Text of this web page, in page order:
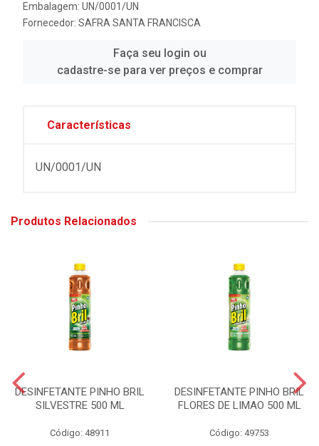
Embalagem: UN/0001/UN
Fornecedor: SAFRA SANTA FRANCISCA
Faça seu login ou
cadastre-se para ver preços e comprar
Características
UN/0001/UN
Produtos Relacionados
DESINFETANTE PINHO BRIL
SILVESTRE 500 ML
Código: 48911
DESINFETANTE PINHO BRIL
FLORES DE LIMAO 500 ML
Código: 49753